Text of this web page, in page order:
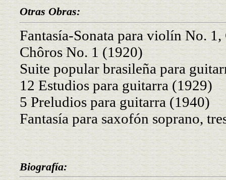
Otras Obras:
Fantasía-Sonata para violín No. 1,
Chôros No. 1 (1920)
Suite popular brasileña para
12 Estudios para guitarra (1929)
5 Preludios para guitarra (1940)
Fantasía para saxofón soprano,
Biografía: